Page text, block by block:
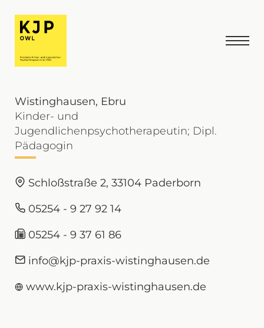
Wistinghausen, Ebru
Kinder- und
Jugendlichenpsychotherapeutin; Dipl.
Pädagogin
Schloßstraße 2, 33104 Paderborn
05254 - 9 27 92 14
05254 - 9 37 61 86
info@kjp-praxis-wistinghausen.de
www.kjp-praxis-wistinghausen.de